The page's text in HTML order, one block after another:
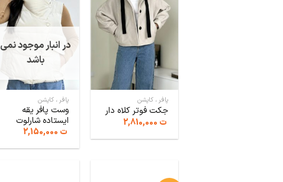
پافر ، کاپشن
جکت فوتر کلاه دار
ت
در انبار موجود نمی
باشد
پافر ، کاپشن
وست پافر یقه
ایستاده شارلوت
ت